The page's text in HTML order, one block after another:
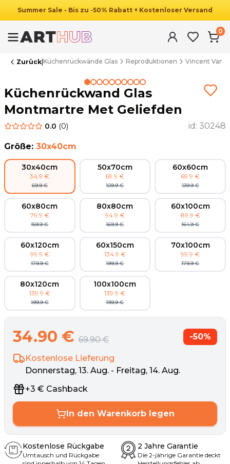
Summer Sale • Bis zu -50% Rabatt + Kostenloser Versand
0
Zurück Küchenrückwände Glas Reproduktionen Vincent Van
Küchenrückwand Glas
Montmartre Met Geliefden
0.0 (0) id: 30248
Größe: 30x40cm
30x40cm
34.9 €
69.9 €
50x70cm
69.9 €
109.9 €
60x60cm
69.9 €
139.9 €
60x80cm
79.9 €
159.9 €
80x80cm
94.9 €
169.9 €
60x100cm
89.9 €
164.9 €
60x120cm
99.9 €
179.9 €
60x150cm
134.9 €
199.9 €
70x100cm
99.9 €
179.9 €
80x120cm
139.9 €
199.9 €
100x100cm
139.9 €
199.9 €
34.90 € 69.90 € -50%
Kostenlose Lieferung
Donnerstag, 13. Aug. - Freitag, 14. Aug.
+3 € Cashback
In den Warenkorb legen
Kostenlose Rückgabe
Umtausch und Rückgabe
2 Jahre Garantie
Die 2-jährige Garantie deckt